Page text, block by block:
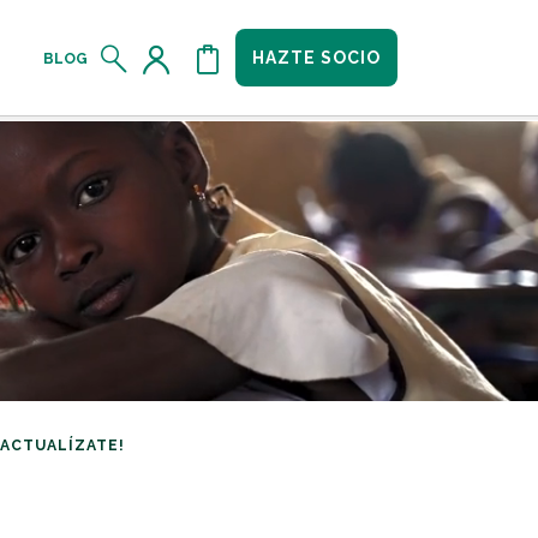
BLOG HAZTE SOCIO